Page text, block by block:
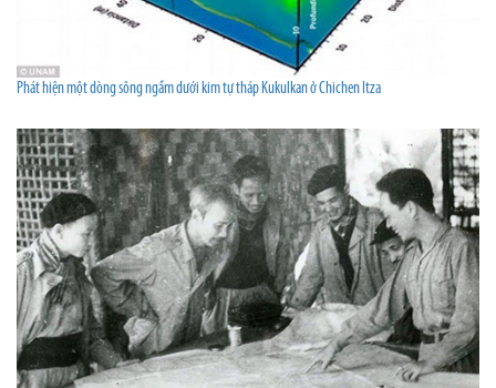
Phát hiện một dòng sông ngầm dưới kim tự tháp Kukulkan ở Chichen Itza